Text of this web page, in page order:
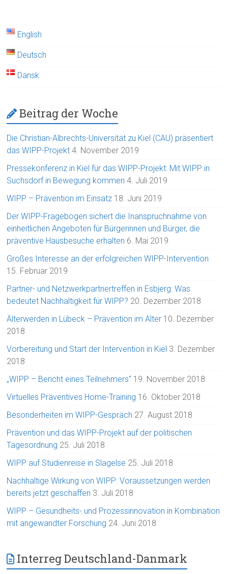
English
Deutsch
Dansk
Beitrag der Woche
Die Christian-Albrechts-Universität zu Kiel (CAU) präsentiert
das WIPP-Projekt 4. November 2019
Pressekonferenz in Kiel für das WIPP-Projekt: Mit WIPP in
Suchsdorf in Bewegung kommen 4. Juli 2019
WIPP – Prävention im Einsatz 18. Juni 2019
Der WIPP-Fragebogen sichert die Inanspruchnahme von
einheitlichen Angeboten für Bürgerinnen und Bürger, die
präventive Hausbesuche erhalten 6. Mai 2019
Großes Interesse an der erfolgreichen WIPP-Intervention
15. Februar 2019
Partner- und Netzwerkpartnertreffen in Esbjerg: Was
bedeutet Nachhaltigkeit für WIPP? 20. Dezember 2018
Älterwerden in Lübeck – Prävention im Alter 10. Dezember
2018
Vorbereitung und Start der Intervention in Kiel 3. Dezember
2018
„WIPP – Bericht eines Teilnehmers“ 19. November 2018
Virtuelles Präventives Home-Training 16. Oktober 2018
Besonderheiten im WIPP-Gespräch 27. August 2018
Prävention und das WIPP-Projekt auf der politischen
Tagesordnung 25. Juli 2018
WIPP auf Studienreise in Slagelse 25. Juli 2018
Nachhaltige Wirkung von WIPP: Voraussetzungen werden
bereits jetzt geschaffen 3. Juli 2018
WIPP – Gesundheits- und Prozessinnovation in Kombination
mit angewandter Forschung 24. Juni 2018
Interreg Deutschland-Danmark